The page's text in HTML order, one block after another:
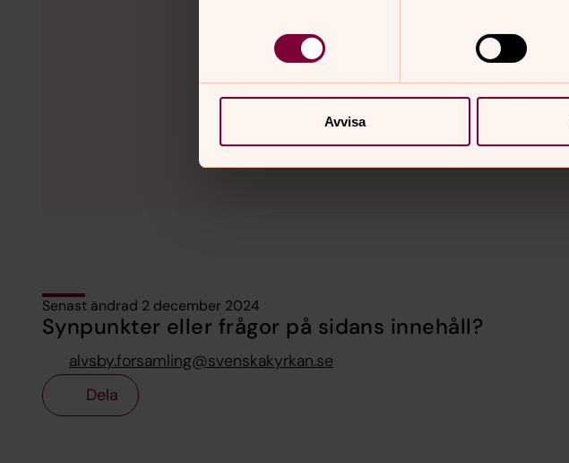
Avvisa
Senast ändrad 2 december 2024
Synpunkter eller frågor på sidans innehåll?
alvsby.forsamling@svenskakyrkan.se
Dela